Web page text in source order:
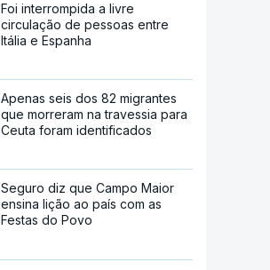
Foi interrompida a livre
circulação de pessoas entre
Itália e Espanha
Apenas seis dos 82 migrantes
que morreram na travessia para
Ceuta foram identificados
Seguro diz que Campo Maior
ensina lição ao país com as
Festas do Povo